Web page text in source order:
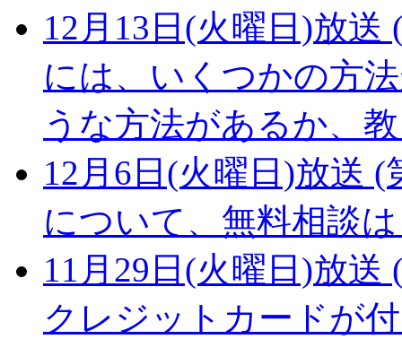
12月13日(火曜日)放送
には、いくつかの方
うな方法があるか、
12月6日(火曜日)放送 (
について、無料相談
11月29日(火曜日)放送
クレジットカードが